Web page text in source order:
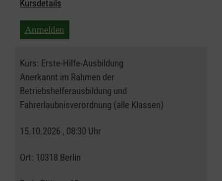
Kursdetails
Anmelden
Kurs: Erste-Hilfe-Ausbildung
Anerkannt im Rahmen der
Betriebshelferausbildung und
Fahrerlaubnisverordnung (alle Klassen)
15.10.2026 , 08:30 Uhr
Ort: 10318 Berlin